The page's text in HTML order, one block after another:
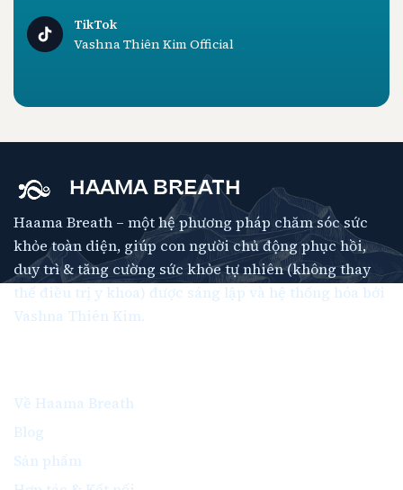
TikTok
Vashna Thiên Kim Official
HAAMA BREATH
Haama Breath – một hệ phương pháp chăm sóc sức
khỏe toàn diện, giúp con người chủ động phục hồi,
duy trì & tăng cường sức khỏe tự nhiên (không thay
thế điều trị y khoa) được sáng lập và hệ thống hóa bởi
Vashna Thiên Kim.
Về Haama Breath
Blog
Sản phẩm